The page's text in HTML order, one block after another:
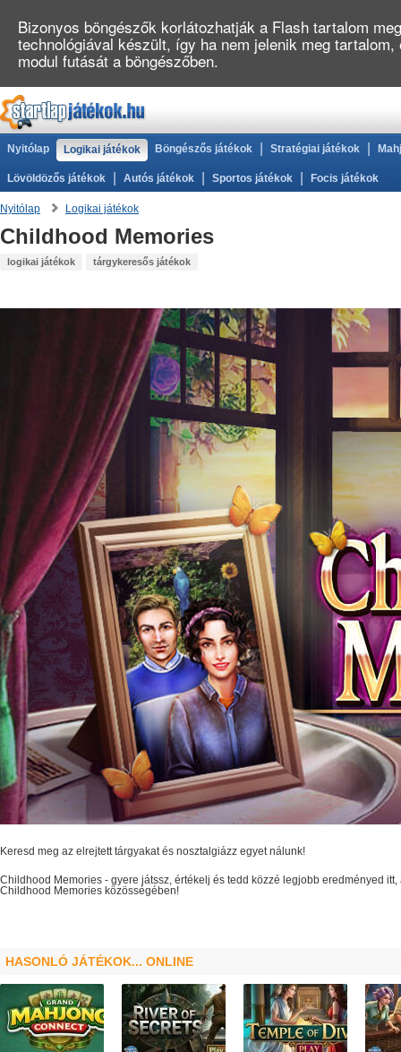
Nyitólap Logikai játékok Böngészős játékok Stratégiai játékok
Lövöldözős játékok Autós játékok Sportos játékok Focis játékok
Nyitólap Logikai játékok
Childhood Memories
logikai játékok tárgykeresős játékok
Keresd meg az elrejtett tárgyakat és nosztalgiázz egyet nálunk!
Childhood Memories - gyere játssz, értékelj és tedd közzé legjobb eredményed
Childhood Memories közösségében!
HASONLÓ JÁTÉKOK... ONLINE
Bizonyos böngészők korlátozhatják a Flash tartalom
technológiával készült, így ha nem jelenik meg
modul futását a böngészőben.